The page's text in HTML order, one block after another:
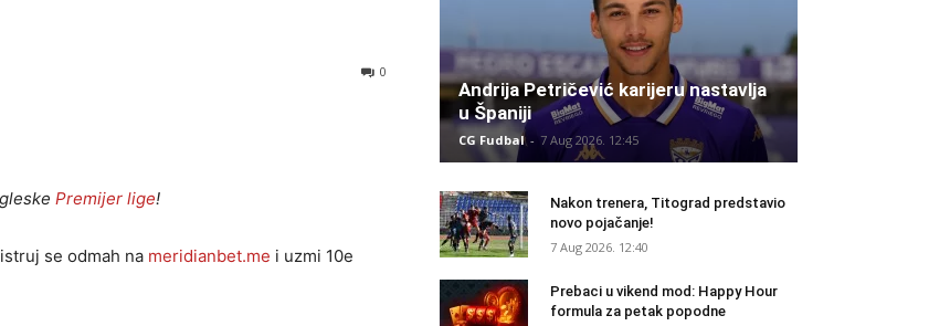
0
Premijer lige!
se odmah na meridianbet.me i uzmi 10e
Andrija Petričević karijeru nastavlja
u Španiji
CG Fudbal - 7 Aug 2026. 12:45
Nakon trenera, Titograd predstavio
novo pojačanje!
7 Aug 2026. 12:40
Prebaci u vikend mod: Happy Hour
formula za petak popodne